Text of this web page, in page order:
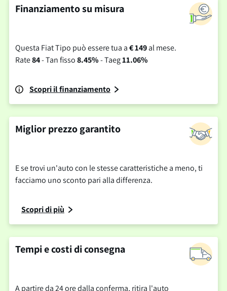
Finanziamento su misura
Questa Fiat Tipo può essere tua a€ 149al mese.
Rate84- Tan fisso8.45%- Taeg11.06%
Scopri il finanziamento
Miglior prezzo garantito
E se trovi un'auto con le stesse caratteristiche a meno, ti
facciamo uno sconto pari alla differenza.
Scopri di più
Tempi e costi di consegna
A partire da 24 ore dalla conferma, ritira l'auto